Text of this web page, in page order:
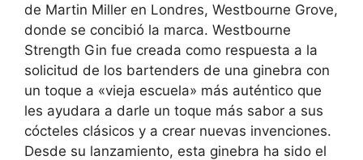
de Martin Miller en Londres, Westbourne Grove,
donde se concibió la marca. Westbourne
Strength Gin fue creada como respuesta a la
solicitud de los bartenders de una ginebra con
un toque a «vieja escuela» más auténtico que
les ayudara a darle un toque más sabor a sus
cócteles clásicos y a crear nuevas invenciones.
Desde su lanzamiento, esta ginebra ha sido el